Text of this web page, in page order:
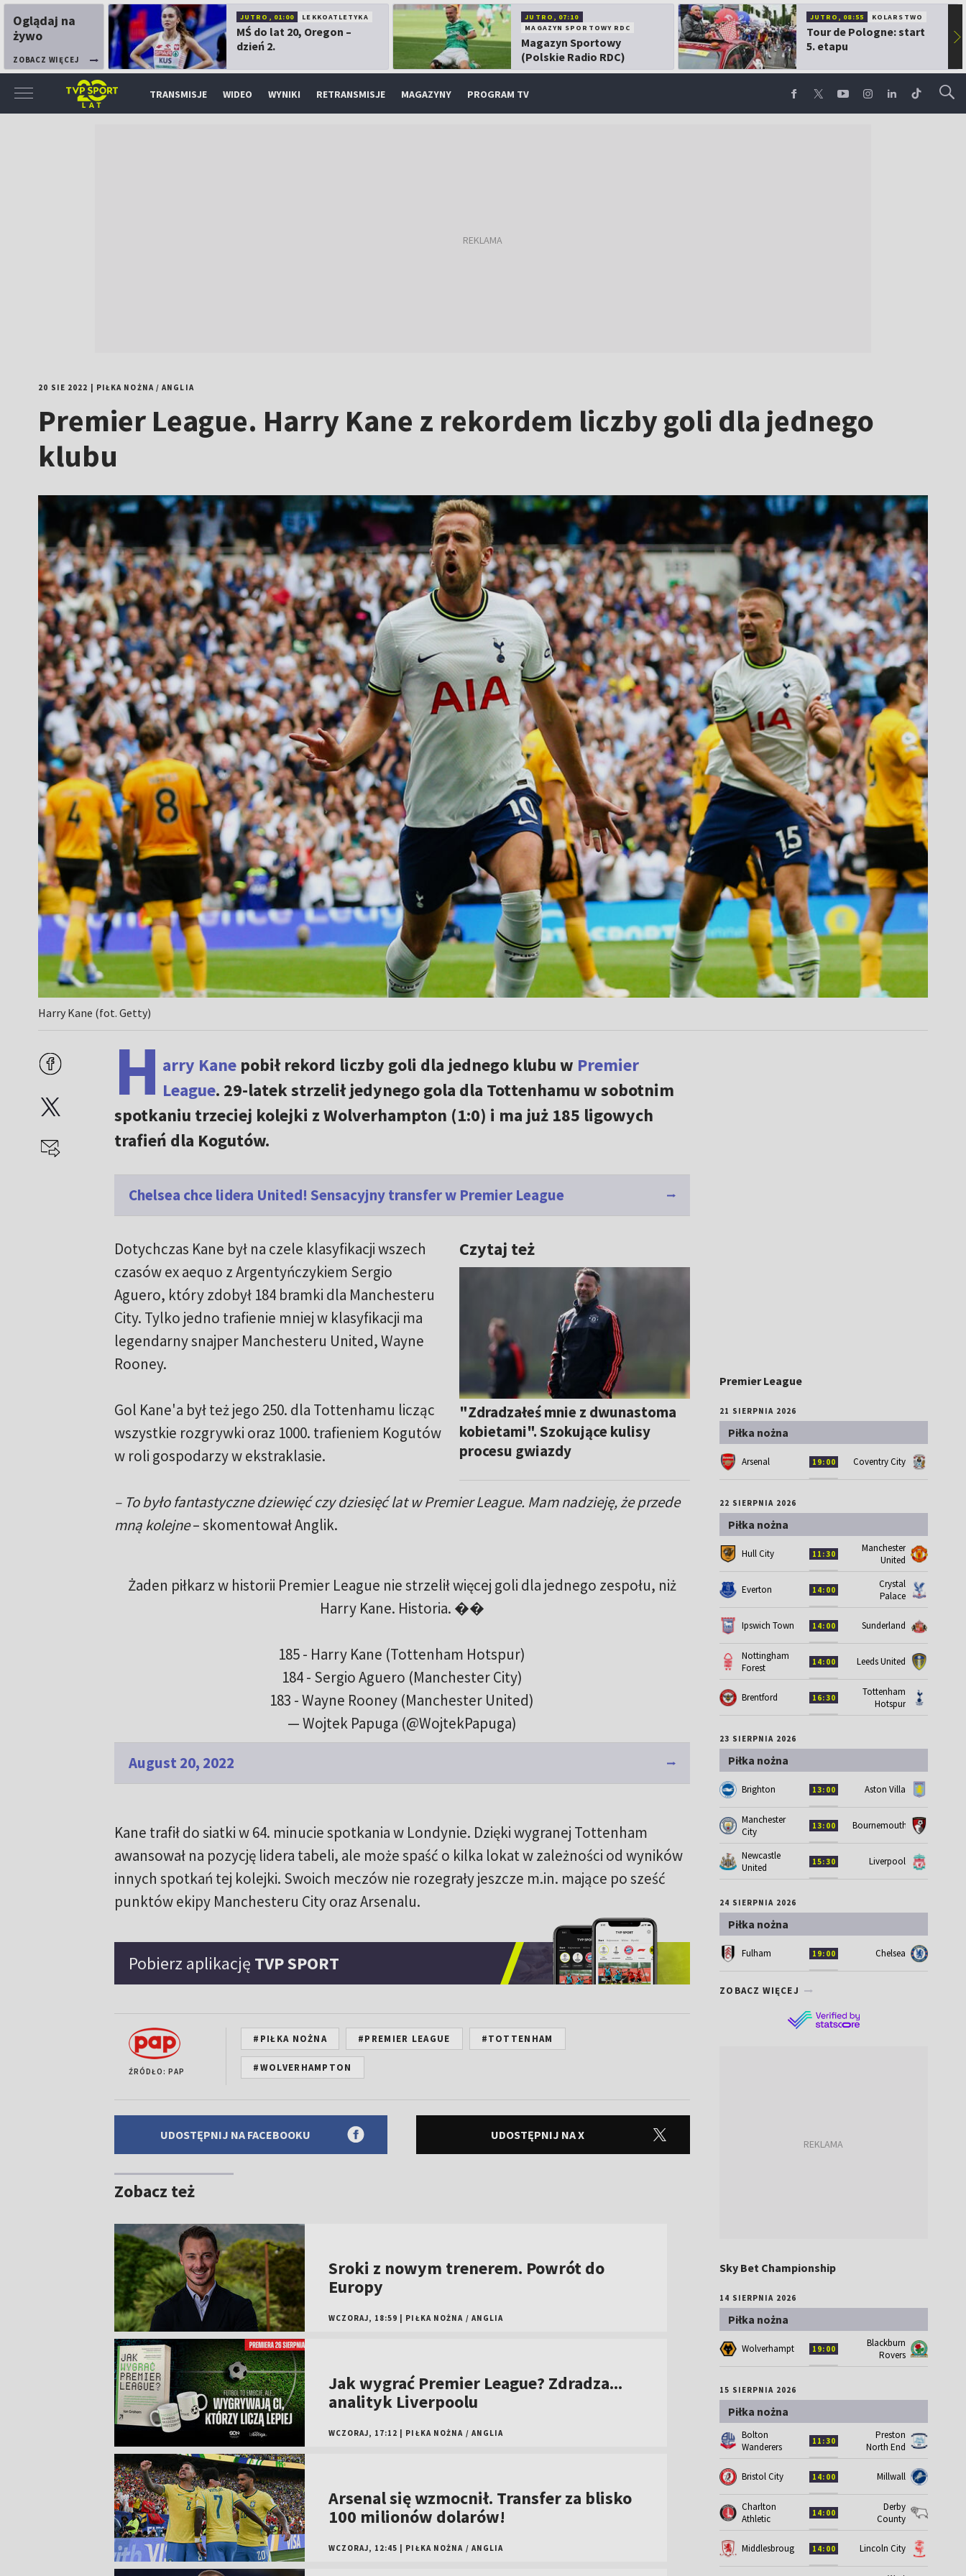
Oglądaj na
żywo
ZOBACZ WIĘCEJ
JUTRO, 01:00 LEKKOATLETYKA
MŚ do lat 20, Oregon –
dzień 2.
JUTRO, 07:10
MAGAZYN SPORTOWY RDC
Magazyn Sportowy
(Polskie Radio RDC)
JUTRO, 08:55 KOLARSTWO
Tour de Pologne: start
5. etapu
▶
TRANSMISJE WIDEO WYNIKI RETRANSMISJE MAGAZYNY PROGRAM TV
20 SIE 2022 PIŁKA NOŻNA/ANGLIA
Premier League. Harry Kane z rekordem liczby goli dla jednego
klubu
Harry Kane (fot. Getty)
H arry Kanepobił rekord liczby goli dla jednego klubu w Premier
League. 29-latek strzelił jedynego gola dla Tottenhamu w sobotnim
spotkaniu trzeciej kolejki z Wolverhampton (1:0) i ma już 185 ligowych
trafień dla Kogutów.
Chelsea chce lidera United! Sensacyjny transfer w Premier League
Czytaj też
"Zdradzałeś mnie z dwunastoma
kobietami". Szokujące kulisy
procesu gwiazdy
Dotychczas Kane był na czele klasyfikacji wszech
czasów ex aequo z Argentyńczykiem Sergio
Aguero, który zdobył 184 bramki dla Manchesteru
City. Tylko jedno trafienie mniej w klasyfikacji ma
legendarny snajper Manchesteru United, Wayne
Rooney.
Gol Kane'a był też jego 250. dla Tottenhamu licząc
wszystkie rozgrywki oraz 1000. trafieniem Kogutów
w roli gospodarzy w ekstraklasie.
– To było fantastyczne dziewięć czy dziesięć lat w Premier League. Mam nadzieję, że przede
mną kolejne– skomentował Anglik.
Żaden piłkarz w historii Premier League nie strzelił więcej goli dla jednego zespołu, niż
Harry Kane. Historia. ��
185 - Harry Kane (Tottenham Hotspur)
184 - Sergio Aguero (Manchester City)
183 - Wayne Rooney (Manchester United)
— Wojtek Papuga (@WojtekPapuga)
August 20, 2022
Kane trafił do siatki w 64. minucie spotkania w Londynie. Dzięki wygranej Tottenham
awansował na pozycję lidera tabeli, ale może spaść o kilka lokat w zależności od wyników
innych spotkań tej kolejki. Swoich meczów nie rozegrały jeszcze m.in. mające po sześć
punktów ekipy Manchesteru City oraz Arsenalu.
Pobierz aplikację TVP SPORT
ŹRÓDŁO: PAP
#PIŁKA NOŻNA #PREMIER LEAGUE #TOTTENHAM
#WOLVERHAMPTON
UDOSTĘPNIJ NA FACEBOOKU UDOSTĘPNIJ NA X
Zobacz też
Sroki z nowym trenerem. Powrót do
Europy
WCZORAJ, 18:59 PIŁKA NOŻNA / ANGLIA
Jak wygrać Premier League? Zdradza...
analityk Liverpoolu
WCZORAJ, 17:12 PIŁKA NOŻNA / ANGLIA
Arsenal się wzmocnił. Transfer za blisko
100 milionów dolarów!
WCZORAJ, 12:45 PIŁKA NOŻNA / ANGLIA
Premier League
21 SIERPNIA 2026
Piłka nożna
Arsenal 19:00 Coventry City
22 SIERPNIA 2026
Piłka nożna
Hull City 11:30
Manchester
United
Everton 14:00
Crystal
Palace
Ipswich Town 14:00 Sunderland
Nottingham
Forest
14:00 Leeds United
Brentford 16:30
Tottenham
Hotspur
23 SIERPNIA 2026
Piłka nożna
Brighton 13:00 Aston Villa
Manchester
City
13:00 Bournemouth
Newcastle
United
15:30 Liverpool
24 SIERPNIA 2026
Piłka nożna
Fulham 19:00 Chelsea
ZOBACZ WIĘCEJ
Sky Bet Championship
14 SIERPNIA 2026
Piłka nożna
Wolverhampton 19:00
Blackburn
Rovers
15 SIERPNIA 2026
Piłka nożna
Bolton
Wanderers
11:30
Preston
North End
Bristol City 14:00 Millwall
Charlton
Athletic
14:00
Derby
County
Middlesbrough 14:00 Lincoln City